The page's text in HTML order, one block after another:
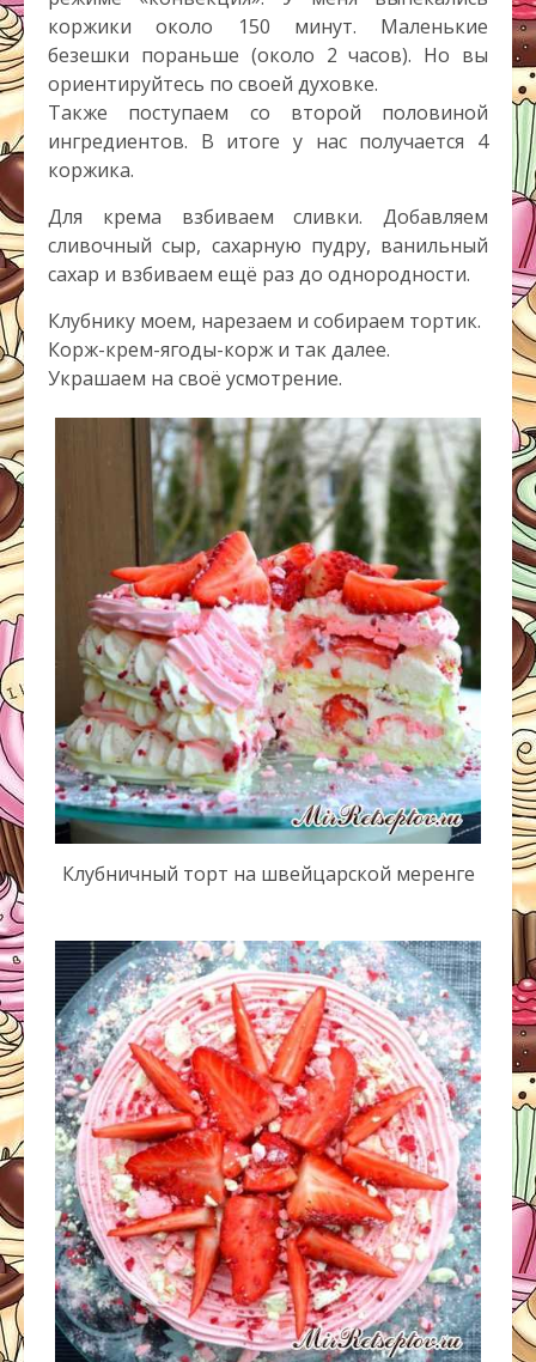
коржики около 150 минут. Маленькие
безешки пораньше (около 2 часов). Но вы
ориентируйтесь по своей духовке.
Также поступаем со второй половиной
ингредиентов. В итоге у нас получается 4
коржика.
Для крема взбиваем сливки. Добавляем
сливочный сыр, сахарную пудру, ванильный
сахар и взбиваем ещё раз до однородности.
Клубнику моем, нарезаем и собираем тортик.
Корж-крем-ягоды-корж и так далее.
Украшаем на своё усмотрение.
Клубничный торт на швейцарской меренге